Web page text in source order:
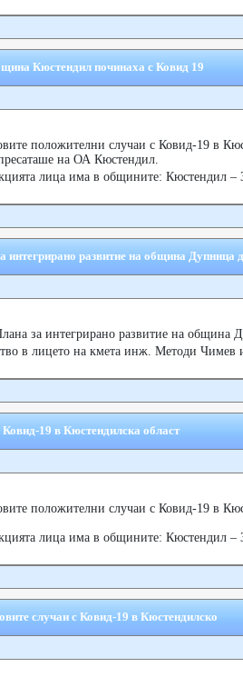
Кюстендил починаха с Ковид 19
положителни случаи с Ковид-19 в
на ОА Кюстендил.
лица има в общините: Кюстендил
интегрирано развитие на община Дупница
за интегрирано развитие на община
в лицето на кмета инж. Методи
Ковид-19 в Кюстендилска област
положителни случаи с Ковид-19 в
лица има в общините: Кюстендил
случаи с Ковид-19 в Кюстендилско